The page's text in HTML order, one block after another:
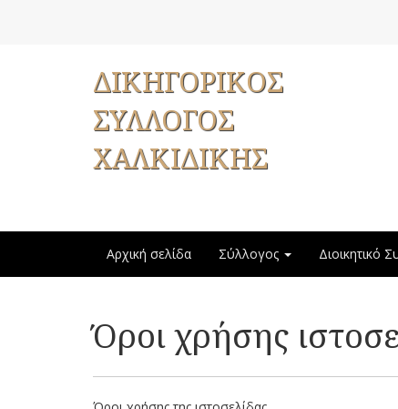
ΔΙΚΗΓΟΡΙΚΟΣ
ΣΥΛΛΟΓΟΣ
ΧΑΛΚΙΔΙΚΗΣ
Αρχική σελίδα Σύλλογος Διοικητικό
Όροι χρήσης